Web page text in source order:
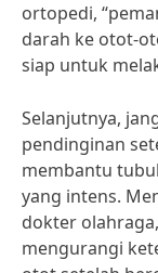
ortopedi,
darah ke otot-
siap untuk
Selanjutnya,
pendinginan
membantu
yang intens.
dokter
mengurangi